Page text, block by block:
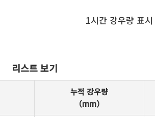
1시간 강우량 표시
리스트 보기
누적 강우량
（mm）